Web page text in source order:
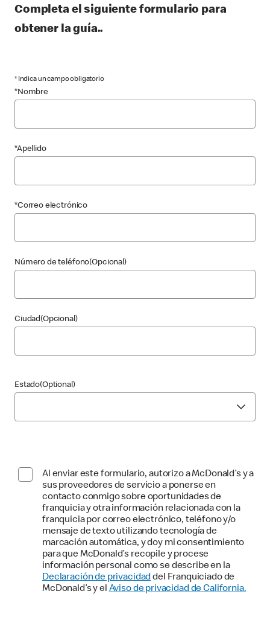
Completa el siguiente formulario para
obtener la guía..
* Indica un campo obligatorio
*Nombre
*Apellido
*Correo electrónico
Número de teléfono(Opcional)
Ciudad(Opcional)
Estado(Optional)
Al enviar este formulario, autorizo a McDonald’s y a
sus proveedores de servicio a ponerse en
contacto conmigo sobre oportunidades de
franquicia y otra información relacionada con la
franquicia por correo electrónico, teléfono y/o
mensaje de texto utilizando tecnología de
marcación automática, y doy mi consentimiento
para que McDonald’s recopile y procese
información personal como se describe en la
Declaración de privacidaddel Franquiciado de
McDonald’s y elAviso de privacidad de California.